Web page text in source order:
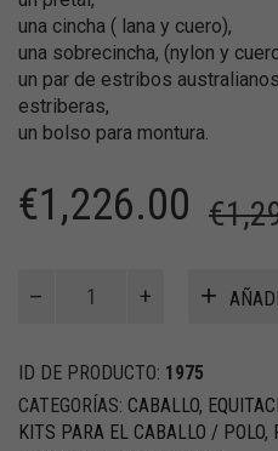
una cincha ( lana y cuero),
una sobrecincha, (nylon y
un par de estribos
estriberas,
un bolso para montura.
€
€1,226.00
polo
completa
cantidad
ID DE PRODUCTO: 1975
CATEGORÍAS: CABALLO,
KITS PARA EL CABALLO / POLO,